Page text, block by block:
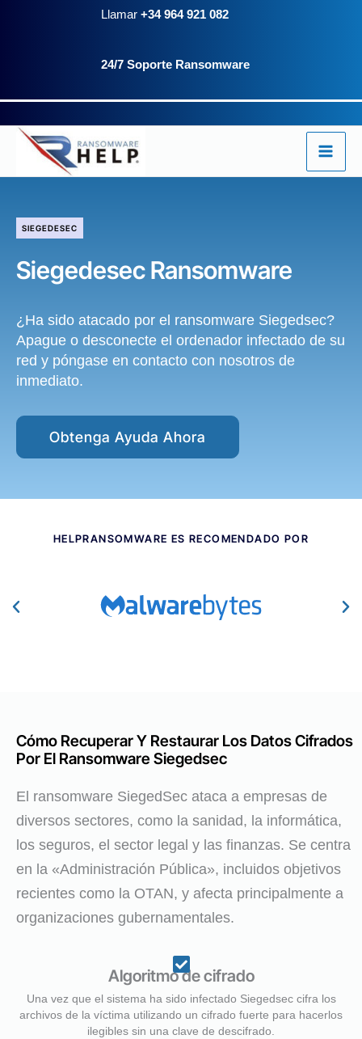
Llamar +34 964 921 082
24/7 Soporte Ransomware
SIEGEDESEC
Siegedesec Ransomware
¿Ha sido atacado por el ransomware Siegedsec?
Apague o desconecte el ordenador infectado de su
red y póngase en contacto con nosotros de
inmediato.
Obtenga Ayuda Ahora
HELPRANSOMWARE ES RECOMENDADO POR
Cómo Recuperar Y Restaurar Los Datos Cifrados
Por El Ransomware Siegedsec
El ransomware SiegedSec ataca a empresas de
diversos sectores, como la sanidad, la informática,
los seguros, el sector legal y las finanzas. Se centra
en la «Administración Pública», incluidos objetivos
recientes como la OTAN, y afecta principalmente a
organizaciones gubernamentales.
Algoritmo de cifrado
Una vez que el sistema ha sido infectado Siegedsec cifra los
archivos de la víctima utilizando un cifrado fuerte para hacerlos
ilegibles sin una clave de descifrado.